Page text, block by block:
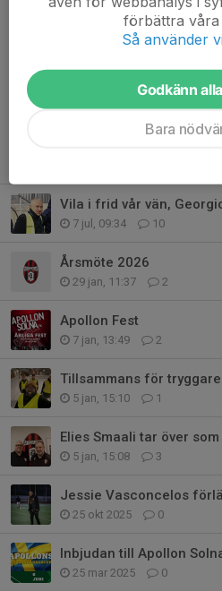
Vila i frid vår vän,
7 jul, 09:34 10
Årsmöte 2026
29 jan, 11:37 2
Apollon Fest
7 jan, 13:49 2
Tillsammans för
5 jan, 15:10 1
Elies Smaali tar över
5 jan, 15:08 3
Jessie Vasconcelos
25 okt 2025 0
Inbjudan till Apollon
25 mar 2025 0
förbättra våra
Så använder
Godkänn
Bara